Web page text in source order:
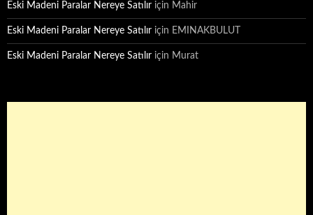
Eski Madeni Paralar Nereye Satılır için Mahir
Eski Madeni Paralar Nereye Satılır için EMINAKBULUT
Eski Madeni Paralar Nereye Satılır için Murat